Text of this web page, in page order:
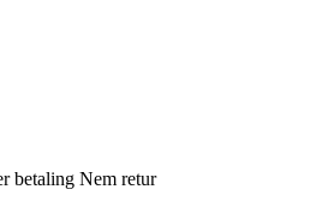
betaling Nem retur